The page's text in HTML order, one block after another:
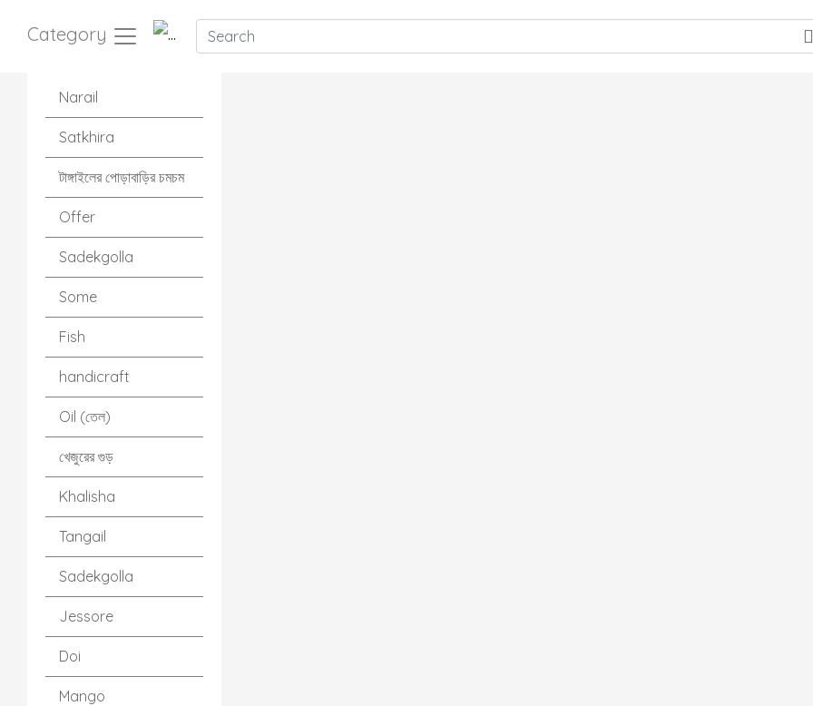
Category
Narail
Satkhira
টাঙ্গাইলের পোড়াবাড়ির চমচম
Offer
Sadekgolla
Some
Fish
handicraft
Oil (তেল)
খেজুরের গুড়
Khalisha
Tangail
Sadekgolla
Jessore
Doi
Mango